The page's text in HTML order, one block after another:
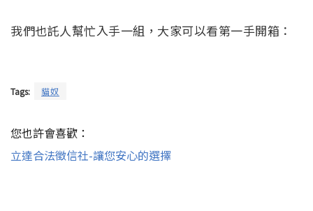
我們也託人幫忙入手一組，大家可以看第一手開箱：
Tags: 貓奴
您也許會喜歡：
立達合法徵信社-讓您安心的選擇